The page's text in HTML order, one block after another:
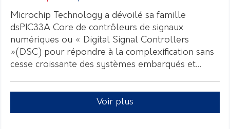
Microchip Technology a dévoilé sa famille
dsPIC33A Core de contrôleurs de signaux
numériques ou « Digital Signal Controllers
»(DSC) pour répondre à la complexification sans
cesse croissante des systèmes embarqués et…
Voir plus